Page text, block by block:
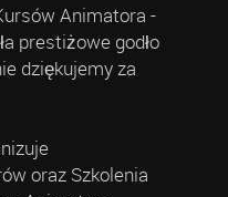
Animatora -
prestiżowe godło
dziękujemy za
oraz Szkolenia